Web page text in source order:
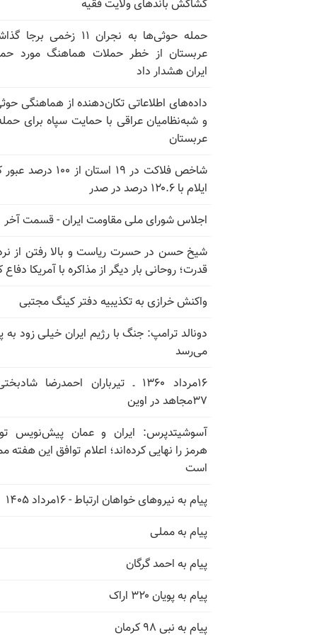
کشاکش باندهای ولایت فقیه
حمله حوثی‌ها به نجران ۱۱ زخمی
عربستان از خطر حملات هماهنگ مورد
ایران هشدار داد
داده‌های اطلاعاتی تکان‌دهنده از هماهنگی
و شبه‌نظامیان عراقی با حمایت سپاه برای
عربستان
شاخص فلاکت در ۱۹ استان از ۱۰۰
ایلام با ۱۲۰.۶ درصد در صدر
اجلاس شورای ملی مقاومت ایران - قسمت آخر
شیخ حسن در حسرت ریاست و بالا رفتن از
قدرت؛ روحانی بار دیگر از مذاکره با آمریکا دفاع
واکنش خرازی به تکذیبیه دفتر کینگ مجتبی
دونالد ترامپ: جنگ با رژیم ایران خیلی زود به
می‌رسد
۱۶مرداد ۱۳۶۰ ـ تیرباران احمدرضا
۳۷مجاهد در اوین
آسوشیتدپرس: ایران و عمان پیش‌نویس
هرمز را نهایی کرده‌اند؛ اعلام توافق این هفته
است
پیام به نیروهای خواهان ارتباط - ۱۶مرداد ۱۴۰۵
پیام به مملی
پیام به احمد گرگان
پیام به پویان ۳۲۰ اراک
پیام به نبی ۹۸ کرمان